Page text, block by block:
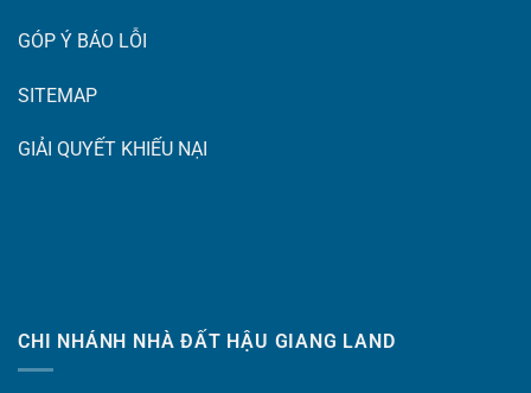
GÓP Ý BÁO LỖI
SITEMAP
GIẢI QUYẾT KHIẾU NẠI
CHI NHÁNH NHÀ ĐẤT HẬU GIANG LAND